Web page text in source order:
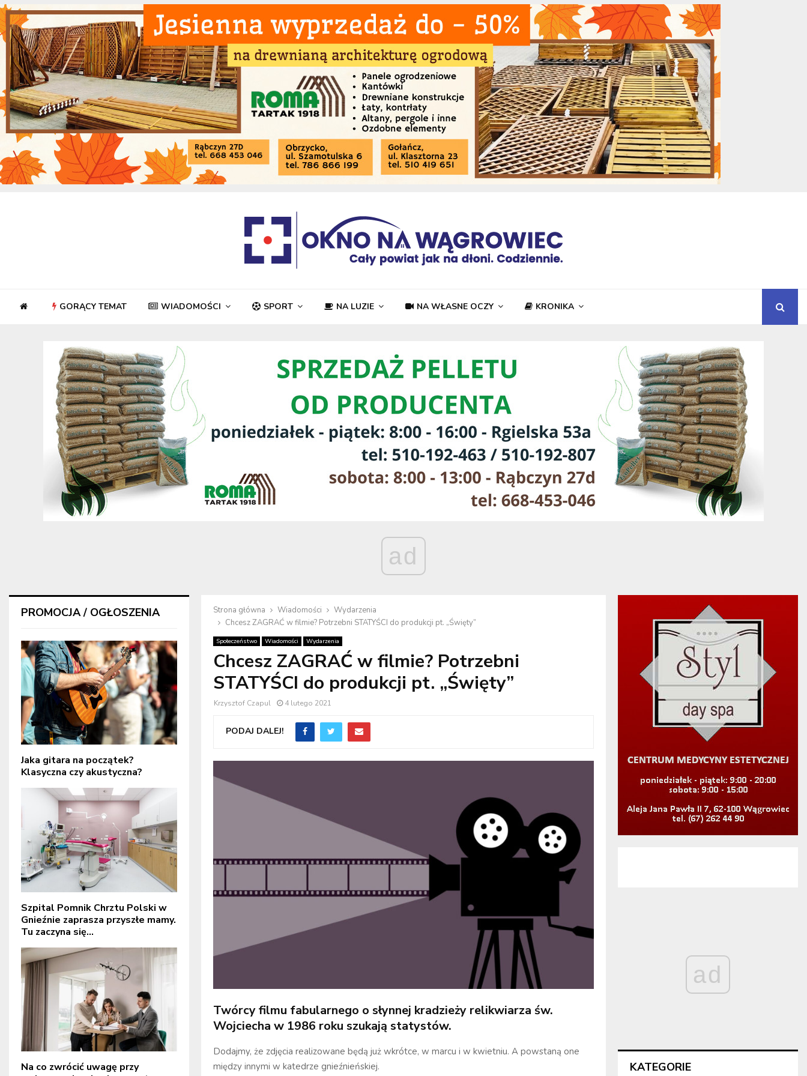
GORĄCY TEMAT WIADOMOŚCI SPORT NA LUZIE NA WŁASNE OCZY KRONIKA
ad
Strona główna Wiadomości
Wydarzenia
Chcesz ZAGRAĆ w filmie? Potrzebni STATYŚCI do produkcji pt. „Święty”
Społeczeństwo Wiadomości Wydarzenia
Chcesz ZAGRAĆ w filmie? Potrzebni
STATYŚCI do produkcji pt. „Święty”
Krzysztof Czapul 4 lutego 2021
PODAJ DALEJ!
Twórcy filmu fabularnego o słynnej kradzieży relikwiarza św.
Wojciecha w 1986 roku szukają statystów.
Dodajmy, że zdjęcia realizowane będą już wkrótce, w marcu i w kwietniu. A powstaną one
między innymi w katedrze gnieźnieńskiej.
PROMOCJA / OGŁOSZENIA
Jaka gitara na początek?
Klasyczna czy akustyczna?
Szpital Pomnik Chrztu Polski w
Gnieźnie zaprasza przyszłe mamy.
Tu zaczyna się...
Na co zwrócić uwagę przy
ad
KATEGORIE